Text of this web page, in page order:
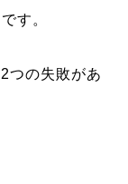
です。
つの失敗があ